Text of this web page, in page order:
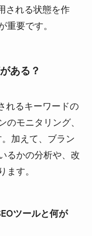
される状態を作
要です。
ある？
れるキーワードの
モニタリング、
加えて、ブラン
るかの分析や、改
す。
ツールと何が